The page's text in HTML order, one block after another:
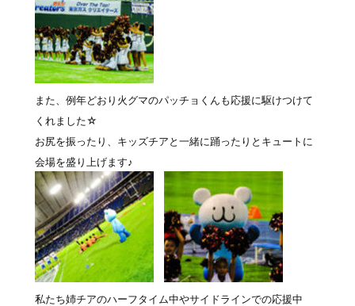
また、例年どおり火グマのパッチョくんも応援に駆けつけて
くれました☆
お尻を振ったり、キッズチアと一緒に踊ったりとキュートに
会場を盛り上げます♪
私たち姉チアのハーフタイム中やサイドラインでの応援中